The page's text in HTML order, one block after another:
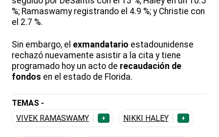
%; Ramaswamy registrando el 4.9 %; y Christie con
el 2.7 %.
Sin embargo, el exmandatario estadounidense
rechazó nuevamente asistir a la cita y tiene
programado hoy un acto de recaudación de
fondos en el estado de Florida.
TEMAS -
VIVEK RAMASWAMY
+ NIKKI HALEY +